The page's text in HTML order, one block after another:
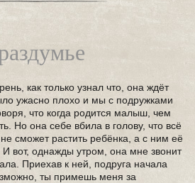
как только узнал что, она ждёт
ужасно плохо и мы с подружками
что когда родится малыш, чем
Но она себе вбила в голову, что всё
сможет растить ребёнка, а с ним её
И вот, однажды утром, она мне звонит
Приехав к ней, подруга начала
ты примешь меня за